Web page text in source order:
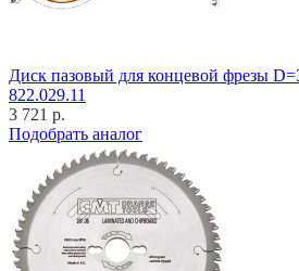
Диск пазовый для концевой фрезы
822.029.11
3 721 р.
Подобрать аналог